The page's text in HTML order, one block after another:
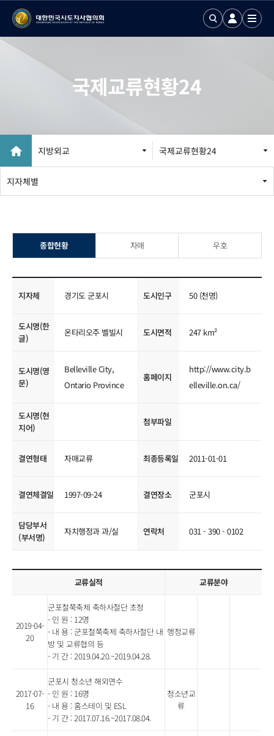
지방외교 추진
국제업무24
국제기구회의
국제교류현황
국제교류현황24
지방외교 국제교류현황24
지자체별
종합현황 자매 우호
지자체 경기도 군포시 도시인구 50 (천명)
도시명(한
글)
온타리오주 벨빌시 도시면적 247 km²
도시명(영
문)
Belleville City,
Ontario Province
홈페이지
http://www.city.b
elleville.on.ca/
도시명(현
지어)
첨부파일
결연형태 자매교류 최종등록일 2011-01-01
결연체결일 1997-09-24 결연장소 군포시
담당부서
(부서명)
자치행정과 과/실 연락처 031 - 390 - 0102
교류실적 교류분야
2019-04-
20
군포철쭉축제 축하사절단 초청
- 인 원 : 12명
- 내 용 : 군포철쭉축제 축하사절단 내
방 및 교류협의 등
- 기 간 : 2019.04.20.~2019.04.28.
행정교류
2017-07-
16
군포시 청소년 해외연수
- 인 원 : 16명
- 내 용 : 홈스테이 및 ESL
- 기 간 : 2017.07.16.~2017.08.04.
청소년교
류